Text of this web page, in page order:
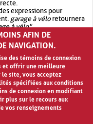
expressions pour
garage à véloretournera
à vélo".
avec OR.garage OR vélo
quegarage à vélo
AFIN DE
NAVIGATION.
des témoins de connexion
et offrir une meilleure
le site, vous acceptez
spécifiées aux conditions
de connexion en modifiant
plus sur le recours aux
vos renseignements